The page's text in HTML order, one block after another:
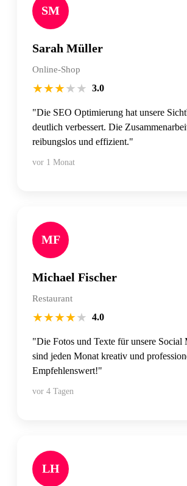
SM
Sarah Müller
Online-Shop
★★★★★ 3.0
"Die SEO Optimierung hat unsere
deutlich verbessert. Die
reibungslos und effizient."
vor 1 Monat
MF
Michael Fischer
Restaurant
★★★★★ 4.0
"Die Fotos und Texte für unsere Social
sind jeden Monat kreativ und
Empfehlenswert!"
vor 4 Tagen
LH